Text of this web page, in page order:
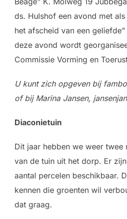
ds. Hulshof een avond met als
het afscheid van een
deze avond wordt
Commissie Vorming en
U kunt zich opgeven bij
of bij Marina Jansen,
Diaconietuin
Dit jaar hebben we weer twee
van de tuin uit het dorp. Er
aantal percelen beschikbaar.
kennen die groenten wil
dat graag.